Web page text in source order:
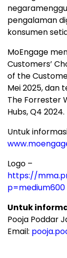
pengalaman
konsumen
MoEngage
Customers’
of the
Mei 2025, dan
The Forrester
Hubs, Q4 2024.
Untuk
Logo –
https://
p=medium600
Untuk
Pooja Poddar
Email: